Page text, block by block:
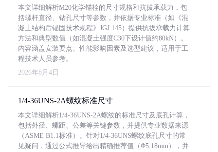
本文详细解析M20化学锚栓的尺寸规格和抗拔承载力，包
括螺杆直径、钻孔尺寸等参数，并依据专业标准（如《混
凝土结构后锚固技术规程》JGJ 145）提供抗拔承载力计算
方法和典型数值（如混凝土强度C30下设计值约80kN）。
内容涵盖安装要点、性能影响因素及选型建议，适用于工
程技术人员参考。
2026年8月4日
1/4-36UNS-2A螺纹标准尺寸
本文详细解析1/4-36UNS-2A螺纹的标准尺寸及底孔计算，
包括外径、螺距、公差等关键参数，并提供专业数据来源
（ASME B1.1标准）。针对1/4-36UNS螺纹底孔尺寸的常
见疑问，通过公式推导给出精确推荐值（Φ5.18mm），并